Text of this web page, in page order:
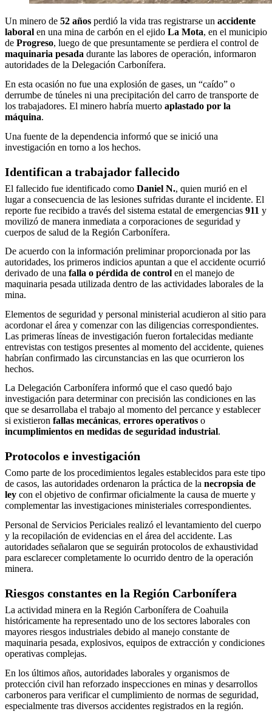
Un minero de 52 años perdió la vida tras registrarse un accidente
laboral en una mina de carbón en el ejido La Mota, en el municipio
de Progreso, luego de que presuntamente se perdiera el control de
maquinaria pesada durante las labores de operación, informaron
autoridades de la Delegación Carbonífera.
En esta ocasión no fue una explosión de gases, un “caído” o
derrumbe de túneles ni una precipitación del carro de transporte de
los trabajadores. El minero habría muerto aplastado por la
máquina.
Una fuente de la dependencia informó que se inició una
investigación en torno a los hechos.
Identifican a trabajador fallecido
El fallecido fue identificado como Daniel N., quien murió en el
lugar a consecuencia de las lesiones sufridas durante el incidente. El
reporte fue recibido a través del sistema estatal de emergencias 911 y
movilizó de manera inmediata a corporaciones de seguridad y
cuerpos de salud de la Región Carbonífera.
De acuerdo con la información preliminar proporcionada por las
autoridades, los primeros indicios apuntan a que el accidente ocurrió
derivado de una falla o pérdida de control en el manejo de
maquinaria pesada utilizada dentro de las actividades laborales de la
mina.
Elementos de seguridad y personal ministerial acudieron al sitio para
acordonar el área y comenzar con las diligencias correspondientes.
Las primeras líneas de investigación fueron fortalecidas mediante
entrevistas con testigos presentes al momento del accidente, quienes
habrían confirmado las circunstancias en las que ocurrieron los
hechos.
La Delegación Carbonífera informó que el caso quedó bajo
investigación para determinar con precisión las condiciones en las
que se desarrollaba el trabajo al momento del percance y establecer
si existieron fallas mecánicas, errores operativos o
incumplimientos en medidas de seguridad industrial.
Protocolos e investigación
Como parte de los procedimientos legales establecidos para este tipo
de casos, las autoridades ordenaron la práctica de la necropsia de
ley con el objetivo de confirmar oficialmente la causa de muerte y
complementar las investigaciones ministeriales correspondientes.
Personal de Servicios Periciales realizó el levantamiento del cuerpo
y la recopilación de evidencias en el área del accidente. Las
autoridades señalaron que se seguirán protocolos de exhaustividad
para esclarecer completamente lo ocurrido dentro de la operación
minera.
Riesgos constantes en la Región Carbonífera
La actividad minera en la Región Carbonífera de Coahuila
históricamente ha representado uno de los sectores laborales con
mayores riesgos industriales debido al manejo constante de
maquinaria pesada, explosivos, equipos de extracción y condiciones
operativas complejas.
En los últimos años, autoridades laborales y organismos de
protección civil han reforzado inspecciones en minas y desarrollos
carboneros para verificar el cumplimiento de normas de seguridad,
especialmente tras diversos accidentes registrados en la región.